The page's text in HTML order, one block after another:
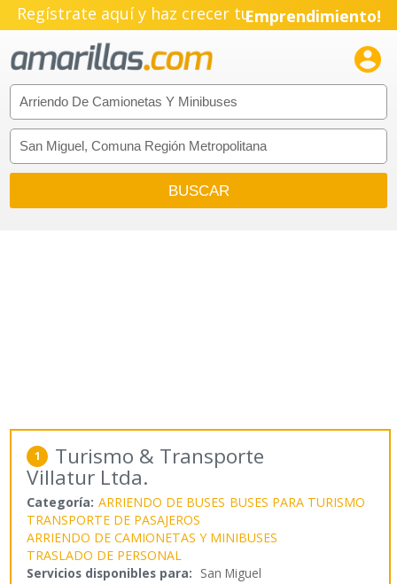
Regístrate aquí y haz crecer tuEmprendimiento!

1 Turismo & Transporte
Villatur Ltda.
Categoría: ARRIENDO DE BUSES BUSES PARA TURISMO
TRANSPORTE DE PASAJEROS
ARRIENDO DE CAMIONETAS Y MINIBUSES
TRASLADO DE PERSONAL
Servicios disponibles para: San Miguel